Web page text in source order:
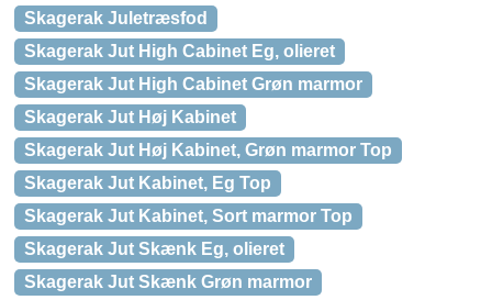
Skagerak Juletræsfod
Skagerak Jut High Cabinet Eg, olieret
Skagerak Jut High Cabinet Grøn marmor
Skagerak Jut Høj Kabinet
Skagerak Jut Høj Kabinet, Grøn marmor Top
Skagerak Jut Kabinet, Eg Top
Skagerak Jut Kabinet, Sort marmor Top
Skagerak Jut Skænk Eg, olieret
Skagerak Jut Skænk Grøn marmor